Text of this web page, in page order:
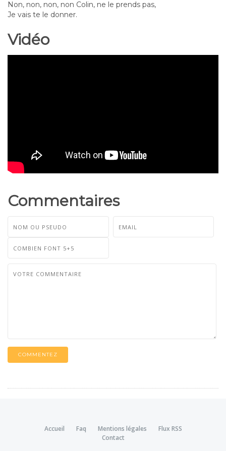
Non, non, non, non Colin, ne le prends pas,
Je vais te le donner.
Vidéo
Commentaires
COMMENTEZ
Accueil Faq Mentions légales
Flux RSS
Contact